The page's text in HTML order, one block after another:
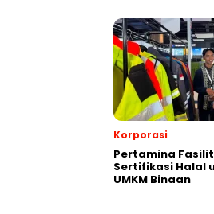
Korporasi
Pertamina
Sertifikasi Halal
UMKM Binaan